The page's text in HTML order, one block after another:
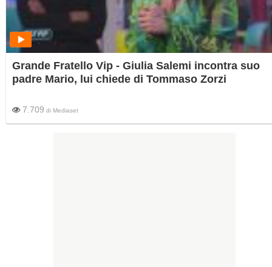
Grande Fratello Vip - Giulia Salemi incontra suo
padre Mario, lui chiede di Tommaso Zorzi
7.709 di Mediaset